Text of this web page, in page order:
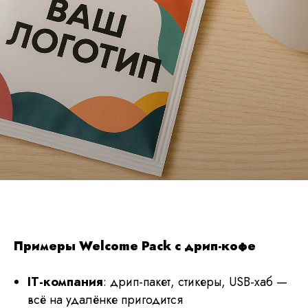
Примеры Welcome Pack с дрип-кофе
IT-компания: дрип-пакет, стикеры, USB-хаб —
всё на удалёнке пригодится